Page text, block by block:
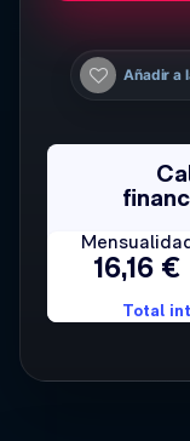
Añadir a